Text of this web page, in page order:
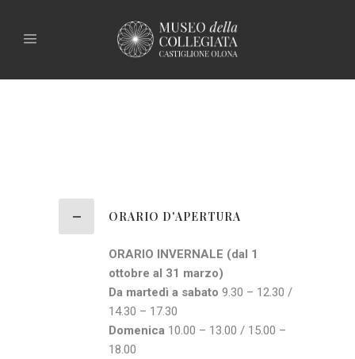
ORARIO D'APERTURA
ORARIO INVERNALE (dal 1
ottobre al 31 marzo)
Da martedì a sabato 9.30 – 12.30 /
14.30 – 17.30
Domenica 10.00 – 13.00 / 15.00 –
18.00